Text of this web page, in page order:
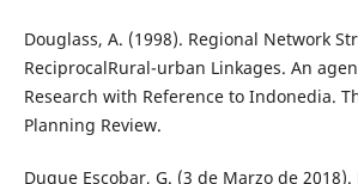
Douglass, A. (1998). Regional Network
ReciprocalRural-urban Linkages. An
Research with Reference to Indonedia.
Planning Review.
Duque Escobar, G. (3 de Marzo de